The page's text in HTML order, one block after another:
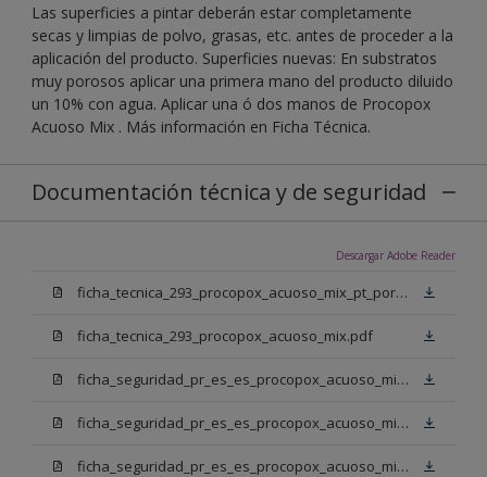
Las superficies a pintar deberán estar completamente
secas y limpias de polvo, grasas, etc. antes de proceder a la
aplicación del producto. Superficies nuevas: En substratos
muy porosos aplicar una primera mano del producto diluido
un 10% con agua. Aplicar una ó dos manos de Procopox
Acuoso Mix . Más información en Ficha Técnica.
Documentación técnica y de seguridad
Descargar Adobe Reader
ficha_tecnica_293_procopox_acuoso_mix_pt_portugal.pdf
ficha_tecnica_293_procopox_acuoso_mix.pdf
ficha_seguridad_pr_es_es_procopox_acuoso_mix_bb.pdf
ficha_seguridad_pr_es_es_procopox_acuoso_mix_bm.pdf
ficha_seguridad_pr_es_es_procopox_acuoso_mix_bn.pdf